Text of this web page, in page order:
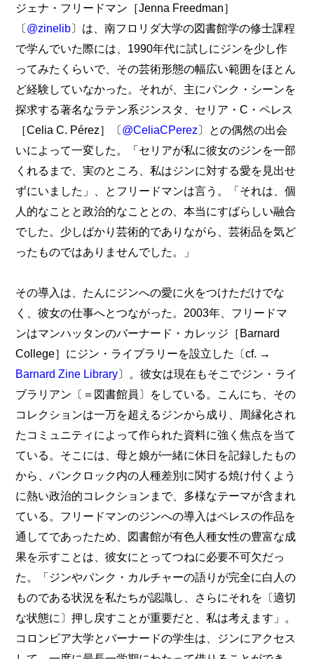
ジェナ・フリードマン［Jenna Freedman］
〔@zinelib〕は、南フロリダ大学の図書館学の修士課程
で学んでいた際には、1990年代に試しにジンを少し作
ってみたくらいで、その芸術形態の幅広い範囲をほとん
ど経験していなかった。それが、主にパンク・シーンを
探求する著名なラテン系ジンスタ、セリア・C・ペレス
［Celia C. Pérez］〔@CeliaCPerez〕との偶然の出会
いによって一変した。「セリアが私に彼女のジンを一部
くれるまで、実のところ、私はジンに対する愛を見出せ
ずにいました」、とフリードマンは言う。「それは、個
人的なことと政治的なこととの、本当にすばらしい融合
でした。少しばかり芸術的でありながら、芸術品を気ど
ったものではありませんでした。」
その導入は、たんにジンへの愛に火をつけただけでな
く、彼女の仕事へとつながった。2003年、フリードマ
ンはマンハッタンのバーナード・カレッジ［Barnard
College］にジン・ライブラリーを設立した〔cf. →
Barnard Zine Library〕。彼女は現在もそこでジン・ライ
ブラリアン〔＝図書館員〕をしている。こんにち、その
コレクションは一万を超えるジンから成り、周縁化され
たコミュニティによって作られた資料に強く焦点を当て
ている。そこには、母と娘が一緒に休日を記録したもの
から、パンクロック内の人種差別に関する焼け付くよう
に熱い政治的コレクションまで、多様なテーマが含まれ
ている。フリードマンのジンへの導入はペレスの作品を
通してであったため、図書館が有色人種女性の豊富な成
果を示すことは、彼女にとってつねに必要不可欠だっ
た。「ジンやパンク・カルチャーの語りが完全に白人の
ものである状況を私たちが認識し、さらにそれを〔適切
な状態に〕押し戻すことが重要だと、私は考えます」。
コロンビア大学とバーナードの学生は、ジンにアクセス